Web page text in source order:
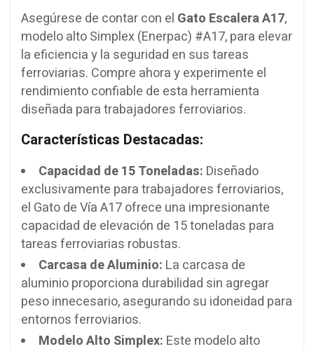
Asegúrese de contar con el Gato Escalera A17,
modelo alto Simplex (Enerpac) #A17, para elevar
la eficiencia y la seguridad en sus tareas
ferroviarias. Compre ahora y experimente el
rendimiento confiable de esta herramienta
diseñada para trabajadores ferroviarios.
Características Destacadas:
Capacidad de 15 Toneladas: Diseñado
exclusivamente para trabajadores ferroviarios,
el Gato de Vía A17 ofrece una impresionante
capacidad de elevación de 15 toneladas para
tareas ferroviarias robustas.
Carcasa de Aluminio: La carcasa de
aluminio proporciona durabilidad sin agregar
peso innecesario, asegurando su idoneidad para
entornos ferroviarios.
Modelo Alto Simplex: Este modelo alto